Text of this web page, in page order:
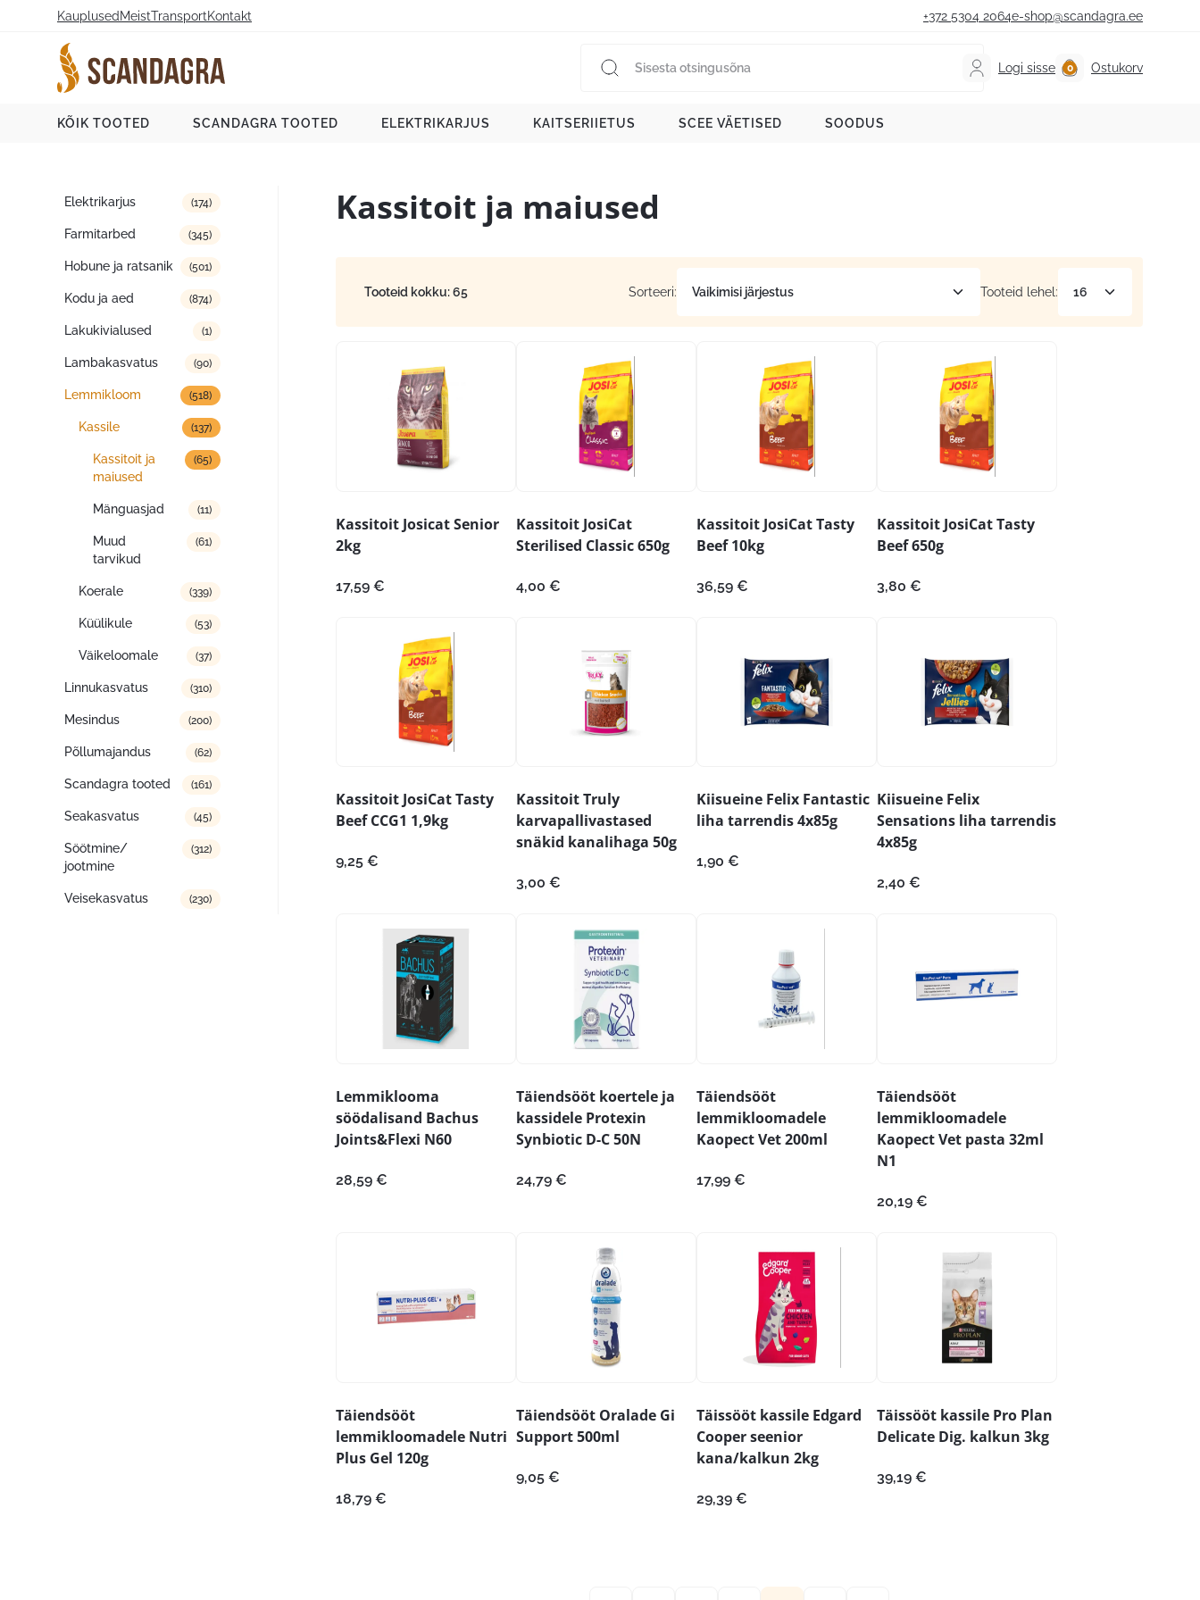
Kauplused MeistTransportKontakt +372 5304 2064e-shop@scandagra.ee
Logi sisse Ostukorv
KÕIK TOOTED SCANDAGRA TOOTED ELEKTRIKARJUS KAITSERIIETUS SCEE VÄETISED SOODUS
Tootekategooriad
Elektrikarjus (174)
Farmitarbed (345)
Hobune ja ratsanik (501)
Kodu ja aed (874)
Lakukivialused (1)
Lambakasvatus (90)
Lemmikloom (518)
Kassile (137)
Kassitoit ja
maiused
(65)
Mänguasjad (11)
Muud
tarvikud
(61)
Koerale (339)
Küülikule (53)
Väikeloomale (37)
Linnukasvatus (310)
Mesindus (200)
Põllumajandus (62)
Scandagra tooted (161)
Seakasvatus (45)
Söötmine/
jootmine
(312)
Veisekasvatus (230)
Kassitoit ja maiused
Tooteid kokku: 65 Sorteeri: Tooteid lehel:
Kassitoit Josicat Senior
2kg
17,59 €
Kassitoit JosiCat
Sterilised Classic 650g
4,00 €
Kassitoit JosiCat Tasty
Beef 10kg
36,59 €
Kassitoit JosiCat Tasty
Beef 650g
3,80 €
Kassitoit JosiCat Tasty
Beef CCG1 1,9kg
9,25 €
Kassitoit Truly
karvapallivastased
snäkid kanalihaga 50g
3,00 €
Kiisueine Felix Fantastic
liha tarrendis 4x85g
1,90 €
Kiisueine Felix
Sensations liha tarrendis
4x85g
2,40 €
Lemmiklooma
söödalisand Bachus
Joints&Flexi N60
28,59 €
Täiendsööt koertele ja
kassidele Protexin
Synbiotic D-C 50N
24,79 €
Täiendsööt
lemmikloomadele
Kaopect Vet 200ml
17,99 €
Täiendsööt
lemmikloomadele
Kaopect Vet pasta 32ml
N1
20,19 €
Täiendsööt
lemmikloomadele Nutri
Plus Gel 120g
18,79 €
Täiendsööt Oralade Gi
Support 500ml
9,05 €
Täissööt kassile Edgard
Cooper seenior
kana/kalkun 2kg
29,39 €
Täissööt kassile Pro Plan
Delicate Dig. kalkun 3kg
39,19 €